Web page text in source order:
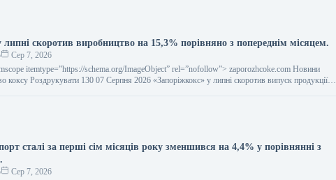
липні скоротив виробництво на 15,3% порівняно з попереднім місяцем.
Сер 7, 2026
itemtype=”https://schema.org/ImageObject” rel=”nofollow”> zaporozhcoke.com Новини
коксу Роздрукувати 130 07 Серпня 2026 «Запоріжкокс» у липні скоротив випуск продукції…
сталі за перші сім місяців року зменшився на 4,4% у порівнянні з
Сер 7, 2026